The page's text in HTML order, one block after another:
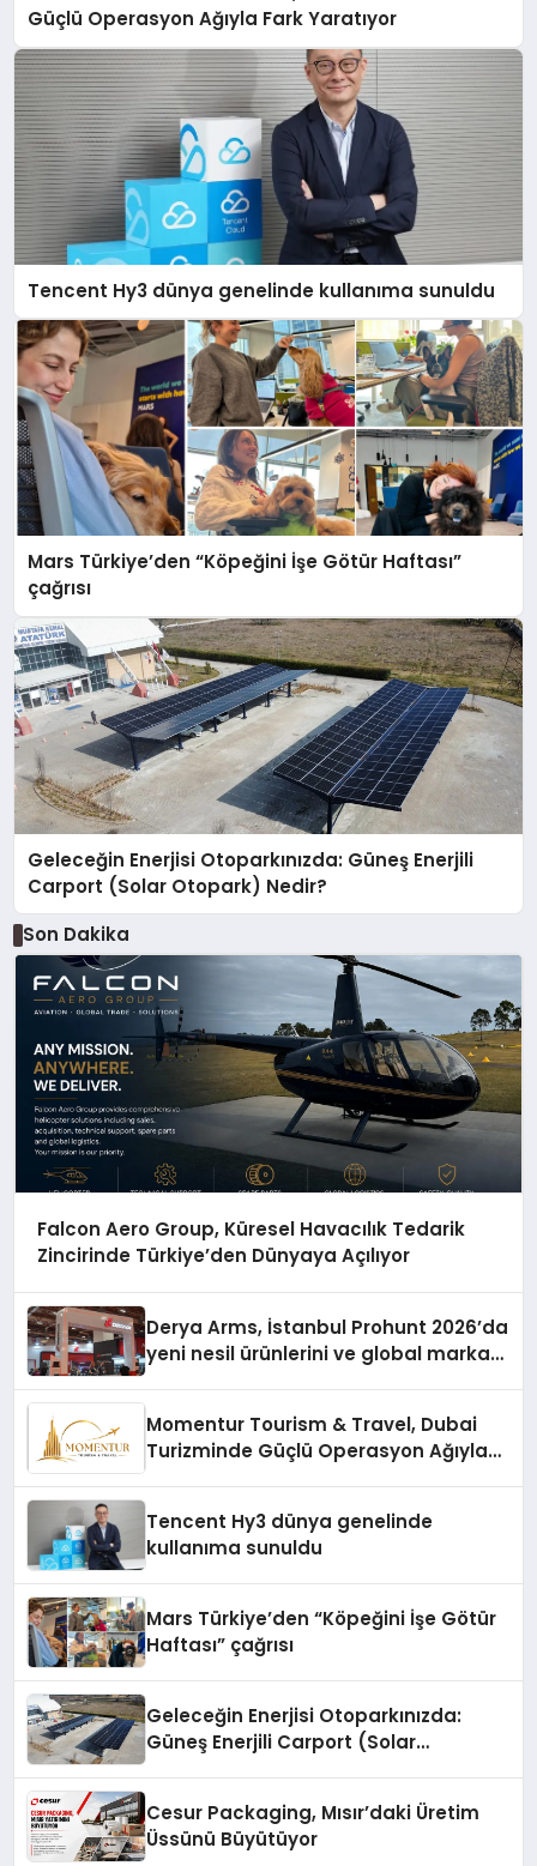
Güçlü Operasyon Ağıyla Fark Yaratıyor
Tencent Hy3 dünya genelinde kullanıma sunuldu
Mars Türkiye’den “Köpeğini İşe Götür Haftası”
çağrısı
Geleceğin Enerjisi Otoparkınızda: Güneş Enerjili
Carport (Solar Otopark) Nedir?
Son Dakika
Falcon Aero Group, Küresel Havacılık Tedarik
Zincirinde Türkiye’den Dünyaya Açılıyor
Derya Arms, İstanbul Prohunt 2026’da
yeni nesil ürünlerini ve global marka
Momentur Tourism & Travel, Dubai
Turizminde Güçlü Operasyon Ağıyla
Tencent Hy3 dünya genelinde
kullanıma sunuldu
Mars Türkiye’den “Köpeğini İşe Götür
Haftası” çağrısı
Geleceğin Enerjisi Otoparkınızda:
Güneş Enerjili Carport (Solar
Cesur Packaging, Mısır’daki Üretim
Üssünü Büyütüyor